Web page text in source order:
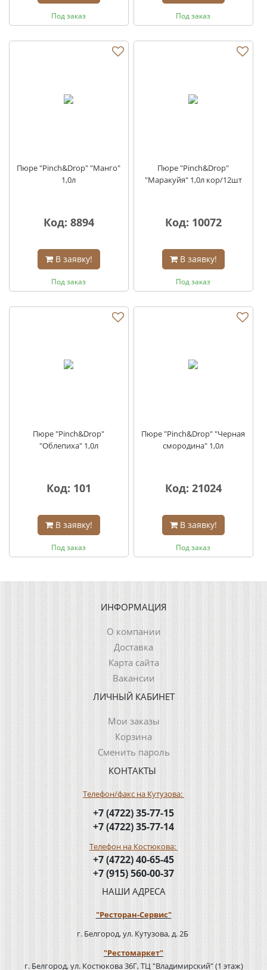
Под заказ Под заказ
Пюре "Pinch&Drop" "Манго"
1,0л
Код: 8894
В заявку!
Под заказ
Пюре "Pinch&Drop"
"Маракуйя" 1,0л кор/12шт
Код: 10072
В заявку!
Под заказ
Пюре "Pinch&Drop"
"Облепиха" 1,0л
Код: 101
В заявку!
Под заказ
Пюре "Pinch&Drop" "Черная
смородина" 1,0л
Код: 21024
В заявку!
Под заказ
ИНФОРМАЦИЯ
О компании
Доставка
Карта сайта
Вакансии
ЛИЧНЫЙ КАБИНЕТ
Мои заказы
Корзина
Сменить пароль
КОНТАКТЫ
Телефон/факс на Кутузова:
+7 (4722) 35-77-15
+7 (4722) 35-77-14
Телефон на Костюкова:
+7 (4722) 40-65-45
+7 (915) 560-00-37
НАШИ АДРЕСА
"Ресторан-Сервис"
г. Белгород, ул. Кутузова, д. 2Б
"Рестомаркет"
г. Белгород, ул. Костюкова 36Г, ТЦ "Владимирский" (1 этаж)